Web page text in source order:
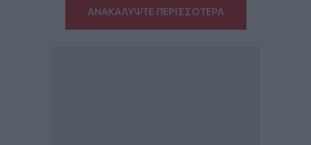
ΑΝΑΚΑΛΥΨΤΕ ΠΕΡΙΣΣΟΤΕΡΑ